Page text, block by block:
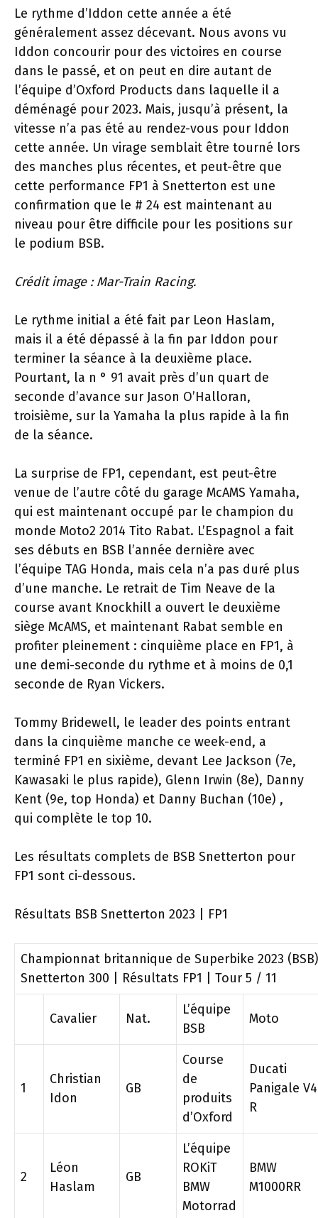
Le rythme d’Iddon cette année a été
généralement assez décevant. Nous avons vu
Iddon concourir pour des victoires en course
dans le passé, et on peut en dire autant de
l’équipe d’Oxford Products dans laquelle il a
déménagé pour 2023. Mais, jusqu’à présent, la
vitesse n’a pas été au rendez-vous pour Iddon
cette année. Un virage semblait être tourné lors
des manches plus récentes, et peut-être que
cette performance FP1 à Snetterton est une
confirmation que le # 24 est maintenant au
niveau pour être difficile pour les positions sur
le podium BSB.
Crédit image : Mar-Train Racing.
Le rythme initial a été fait par Leon Haslam,
mais il a été dépassé à la fin par Iddon pour
terminer la séance à la deuxième place.
Pourtant, la n ° 91 avait près d’un quart de
seconde d’avance sur Jason O’Halloran,
troisième, sur la Yamaha la plus rapide à la fin
de la séance.
La surprise de FP1, cependant, est peut-être
venue de l’autre côté du garage McAMS Yamaha,
qui est maintenant occupé par le champion du
monde Moto2 2014 Tito Rabat. L’Espagnol a fait
ses débuts en BSB l’année dernière avec
l’équipe TAG Honda, mais cela n’a pas duré plus
d’une manche. Le retrait de Tim Neave de la
course avant Knockhill a ouvert le deuxième
siège McAMS, et maintenant Rabat semble en
profiter pleinement : cinquième place en FP1, à
une demi-seconde du rythme et à moins de 0,1
seconde de Ryan Vickers.
Tommy Bridewell, le leader des points entrant
dans la cinquième manche ce week-end, a
terminé FP1 en sixième, devant Lee Jackson (7e,
Kawasaki le plus rapide), Glenn Irwin (8e), Danny
Kent (9e, top Honda) et Danny Buchan (10e) ,
qui complète le top 10.
Les résultats complets de BSB Snetterton pour
FP1 sont ci-dessous.
Résultats BSB Snetterton 2023 | FP1
Championnat britannique de Superbike 2023
Snetterton 300 | Résultats FP1 | Tour 5 / 11
Cavalier Nat.
L’équipe
BSB
Moto
1
Christian
Idon
GB
Course
de
produits
d’Oxford
Ducati
Panigale V4
R
2
Léon
Haslam
GB
L’équipe
ROKiT
BMW
Motorrad
BMW
M1000RR